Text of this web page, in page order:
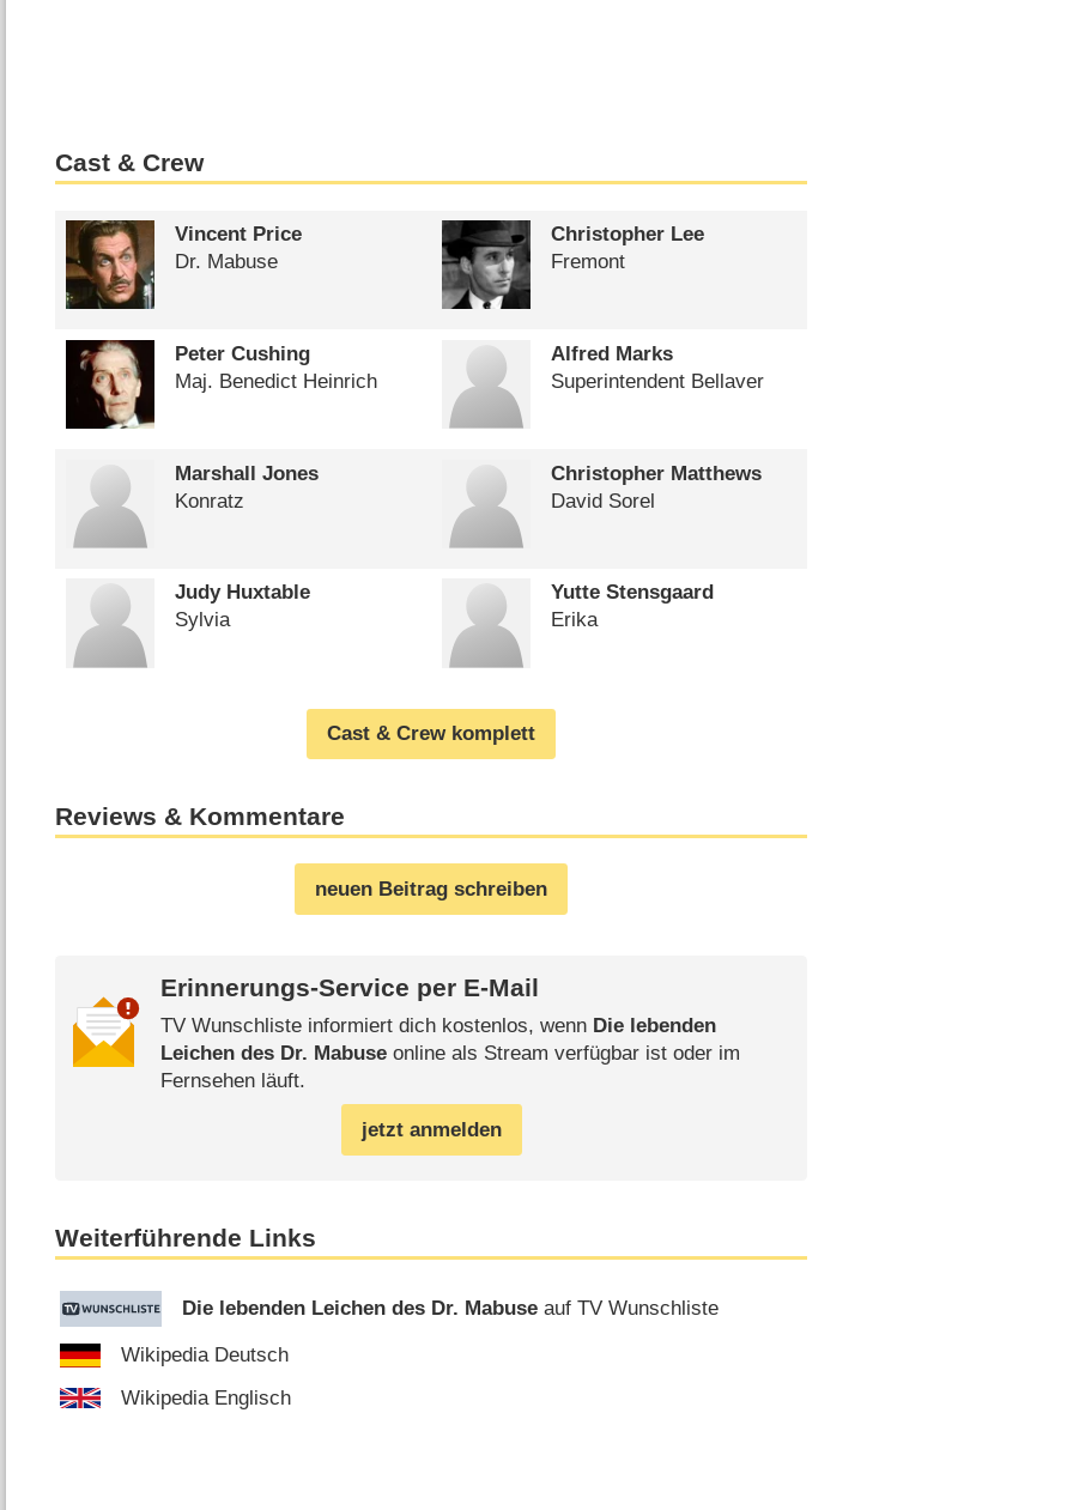
Cast & Crew
Vincent Price
Dr. Mabuse
Christopher Lee
Fremont
Peter Cushing
Maj. Benedict Heinrich
Alfred Marks
Superintendent Bellaver
Marshall Jones
Konratz
Christopher Matthews
David Sorel
Judy Huxtable
Sylvia
Yutte Stensgaard
Erika
Cast & Crew komplett
Reviews & Kommentare
neuen Beitrag schreiben
Erinnerungs-Service per E-Mail
TV Wunschliste informiert dich kostenlos, wenn Die lebenden
Leichen des Dr. Mabuseonline als Stream verfügbar ist oder im
Fernsehen läuft.
jetzt anmelden
Weiterführende Links
Die lebenden Leichen des Dr. Mabuse auf TV Wunschliste
Wikipedia Deutsch
Wikipedia Englisch